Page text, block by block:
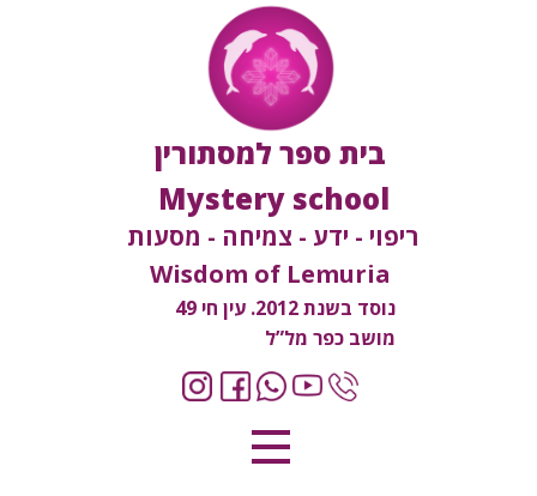
בית ספר למסתורין
Mystery school
ריפוי - ידע - צמיחה - מסעות
Wisdom of Lemuria
נוסד בשנת 2012. עין חי 49
מושב כפר מל”ל